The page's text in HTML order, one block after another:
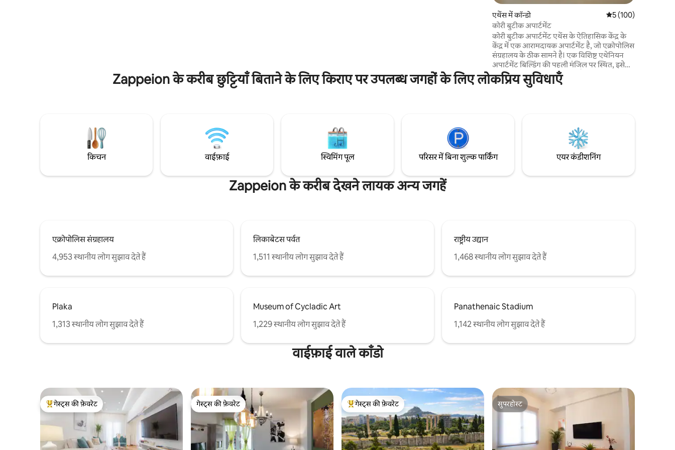
एथेंस में कॉन्डो औसत रेटिंग 5 में से 5,
5 (100)
कोरी बुटीक अपार्टमेंट
कोरी बुटीक अपार्टमेंट एथेंस के ऐतिहासिक केंद्र के
केंद्र में एक आरामदायक अपार्टमेंट है, जो एक्रोपोलिस
संग्रहालय के ठीक सामने है। एक विशिष्ट एथेनियन
अपार्टमेंट बिल्डिंग की पहली मंजिल पर स्थित, इसे
पूरी तरह से पुनर्निर्मित किया गया है और घर से दूर एक
घर की तरह महसूस करने के लिए प्यार और देखभाल
Zappeion के करीब छुट्टियाँ बिताने के लिए किराए पर उपलब्ध जगहों के लिए लोकप्रिय सुविधाएँ
किचन वाईफ़ाई स्विमिंग पूल परिसर में बिना शुल्क पार्किंग एयर कंडीशनिंग
Zappeion के करीब देखने लायक अन्य जगहें
एक्रोपोलिस संग्रहालय
4,953 स्थानीय लोग सुझाव देते हैं
लिकाबेटस पर्वत
1,511 स्थानीय लोग सुझाव देते हैं
राष्ट्रीय उद्यान
1,468 स्थानीय लोग सुझाव देते हैं
Plaka
1,313 स्थानीय लोग सुझाव देते हैं
Museum of Cycladic Art
1,229 स्थानीय लोग सुझाव देते हैं
Panathenaic Stadium
1,142 स्थानीय लोग सुझाव देते हैं
वाईफ़ाई वाले काँडो
गेस्ट्स का टॉप फ़ेवरेट
गेस्ट्स की फ़ेवरेट
गेस्ट्स की फ़ेवरेट
गेस्ट्स की फ़ेवरेट
गेस्ट्स का टॉप फ़ेवरेट
गेस्ट्स की फ़ेवरेट
सुपरहोस्ट
सुपरहोस्ट